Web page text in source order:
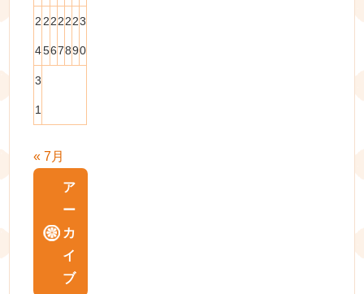
2
4
2
5
2
6
2
7
2
8
2
9
3
0
3
1
« 7月
ア
ー
カ
イ
ブ